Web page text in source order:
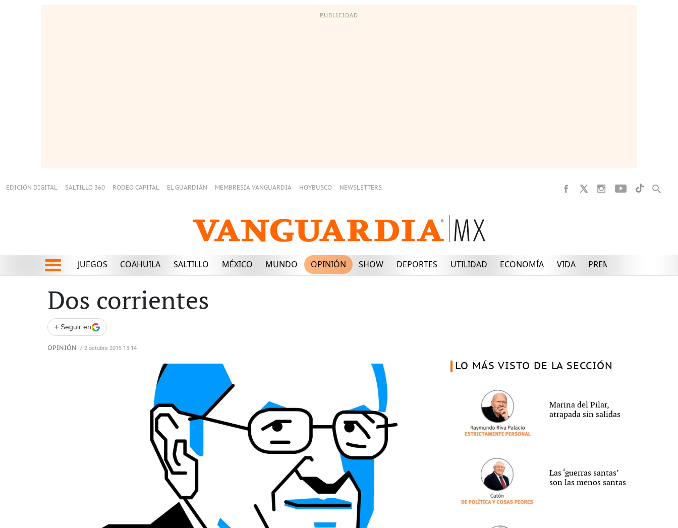
PUBLICIDAD
EDICIÓN DIGITAL SALTILLO 360 RODEO CAPITAL EL GUARDIÁN MEMBRESÍA VANGUARDIA HOYBUSCO NEWSLETTERS
JUEGOS COAHUILA SALTILLO MÉXICO MUNDO OPINIÓN SHOW DEPORTES UTILIDAD ECONOMÍA VIDA PREMIUM
Dos corrientes
+ Seguir en
OPINIÓN / 2 octubre 2015 13:14
LO MÁS VISTO DE LA SECCIÓN
Marina del Pilar,
atrapada sin salidas
Las ‘guerras santas’
son las menos santas